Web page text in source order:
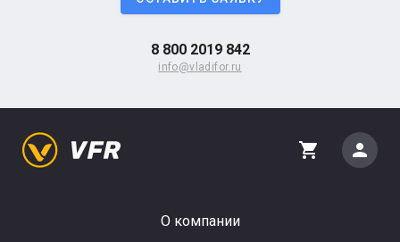
8 800 2019 842
info@vladifor.ru
О компании
shopping_cart person